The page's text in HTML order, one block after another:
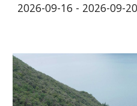
2026-09-16 - 2026-09-20